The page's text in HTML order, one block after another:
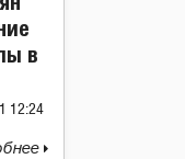
в
12:24